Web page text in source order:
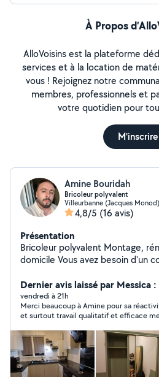
À Propos
AlloVoisins est la plateforme
services et à la location de
vous ! Rejoignez notre
membres, professionnels et
votre quotidien pour
M'inscrire
Amine Bouridah
Bricoleur polyvalent
Villeurbanne (Jacques Monod)
4,8/5 (16 avis)
Présentation
Bricoleur polyvalent Montage, rénovation, réparations à
domicile Vous avez besoin d'un coup de main pour vos
expérimenté, disponible pour
domaines : Montage de meubles en kit (IKEA,
Conforama, etc.) Travaux de placo et plâtre Peinture
intérieure Pose de cuisines Réparations et dépannages
à domicile Bricolage en tout genre Travail soigné, rapide
et de qualité. Je me déplace
disponible selon vos besoins. Tarifs raisonnables Devis
gratuit N'hésitez pas à me
Dernier avis laissé par Messica
vendredi à 21h
Merci beaucoup à Amine pour sa
et surtout travail qualitatif et efficace